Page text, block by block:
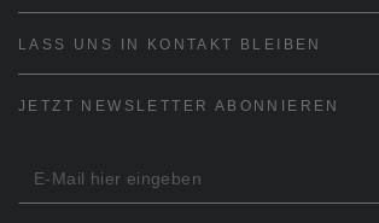
LASS UNS IN KONTAKT BLEIBEN
JETZT NEWSLETTER ABONNIEREN
E-
Mail